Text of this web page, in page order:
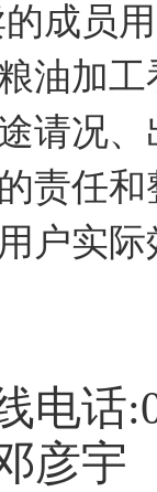
成员
油加
请况
责任
户实
电话:
彦宇